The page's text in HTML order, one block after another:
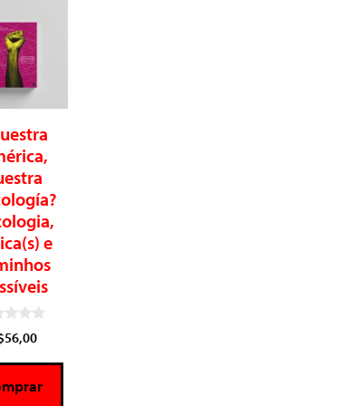
e
56,00